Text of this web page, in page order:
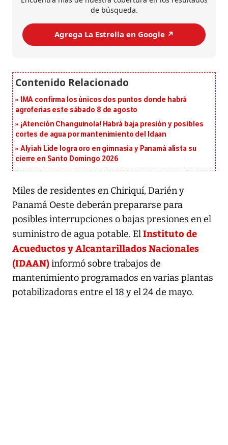
de búsqueda.
Agrega La Estrella en Google ↗️
IMA confirma los únicos dos puntos donde habrá
agroferias este sábado 8 de agosto
¡Atención Changuinola! Habrá baja presión y posibles
cortes de agua por mantenimiento del Idaan
Alyiah Lide logra oro en gimnasia y Panamá alista su
cierre en Santo Domingo 2026
Miles de residentes en Chiriquí, Darién y
Panamá Oeste deberán prepararse para
posibles interrupciones o bajas presiones en el
suministro de agua potable. ElInstituto de
Acueductos y Alcantarillados Nacionales
(IDAAN)informó sobre trabajos de
mantenimiento programados en varias plantas
potabilizadoras entre el 18 y el 24 de mayo.